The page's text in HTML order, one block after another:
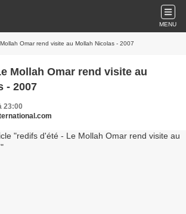
MENU
Omar rend visite au Mollah Nicolas - 2007
Mollah Omar rend visite au
- 2007
23:00